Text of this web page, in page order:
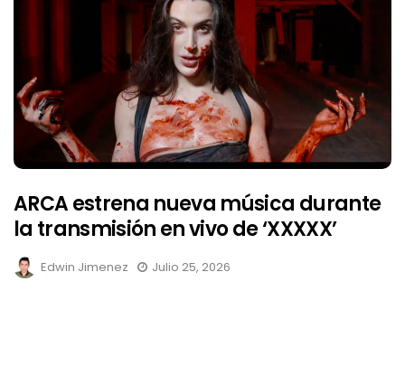
ARCA estrena nueva música durante
la transmisión en vivo de ‘XXXXX’
Edwin Jimenez Julio 25, 2026